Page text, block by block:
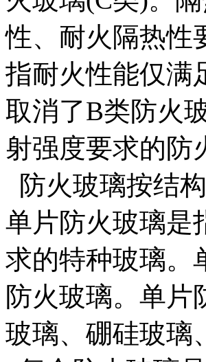
性、耐火隔热性
指耐火性能仅满
取消了B类防火
射强度要求的防
防火玻璃按结
单片防火玻璃是
求的特种玻璃。
防火玻璃。单片
玻璃、硼硅玻璃